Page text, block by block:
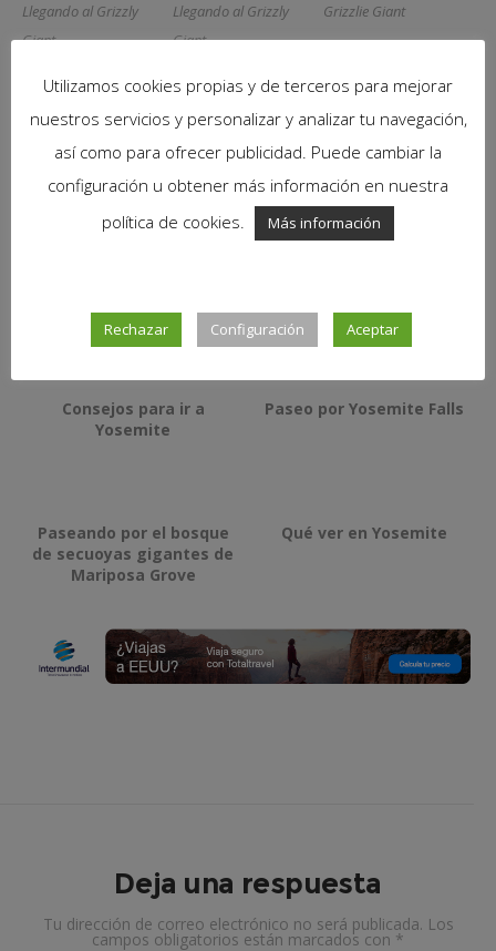
Llegando al Grizzly
Giant
Llegando al Grizzly
Giant
Grizzlie Giant
California tunnel tree Tunel en la secuoya
También te puede interesar
Consejos para ir a
Yosemite
Paseo por Yosemite Falls
Paseando por el bosque
de secuoyas gigantes de
Mariposa Grove
Qué ver en Yosemite
Deja una respuesta
Tu dirección de correo electrónico no será publicada. Los
campos obligatorios están marcados con *
Utilizamos cookies propias y de terceros para mejorar
nuestros servicios y personalizar y analizar tu navegación,
así como para ofrecer publicidad. Puede cambiar la
configuración u obtener más información en nuestra
política de cookies.
Más información
Rechazar Configuración Aceptar